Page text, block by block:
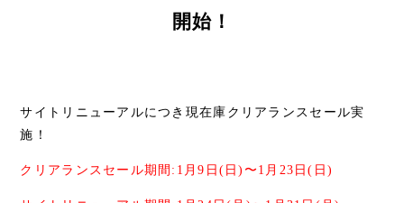
開始！
サイトリニューアルにつき現在庫クリアランスセール実
施！
クリアランスセール期間:1月9日(日)〜1月23日(日)